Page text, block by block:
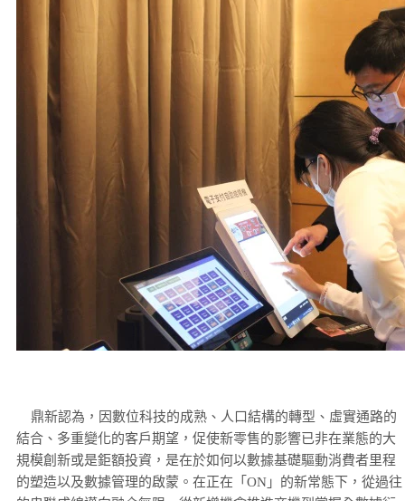
鼎新認為，因數位科技的成熟、人口結構的轉型、虛實通路的
結合、多重變化的客戶期望，促使新零售的影響已非在業態的大
規模創新或是鉅額投資，是在於如何以數據基礎驅動消費者里程
的塑造以及數據管理的啟蒙。在正在「ON」的新常態下，從過往